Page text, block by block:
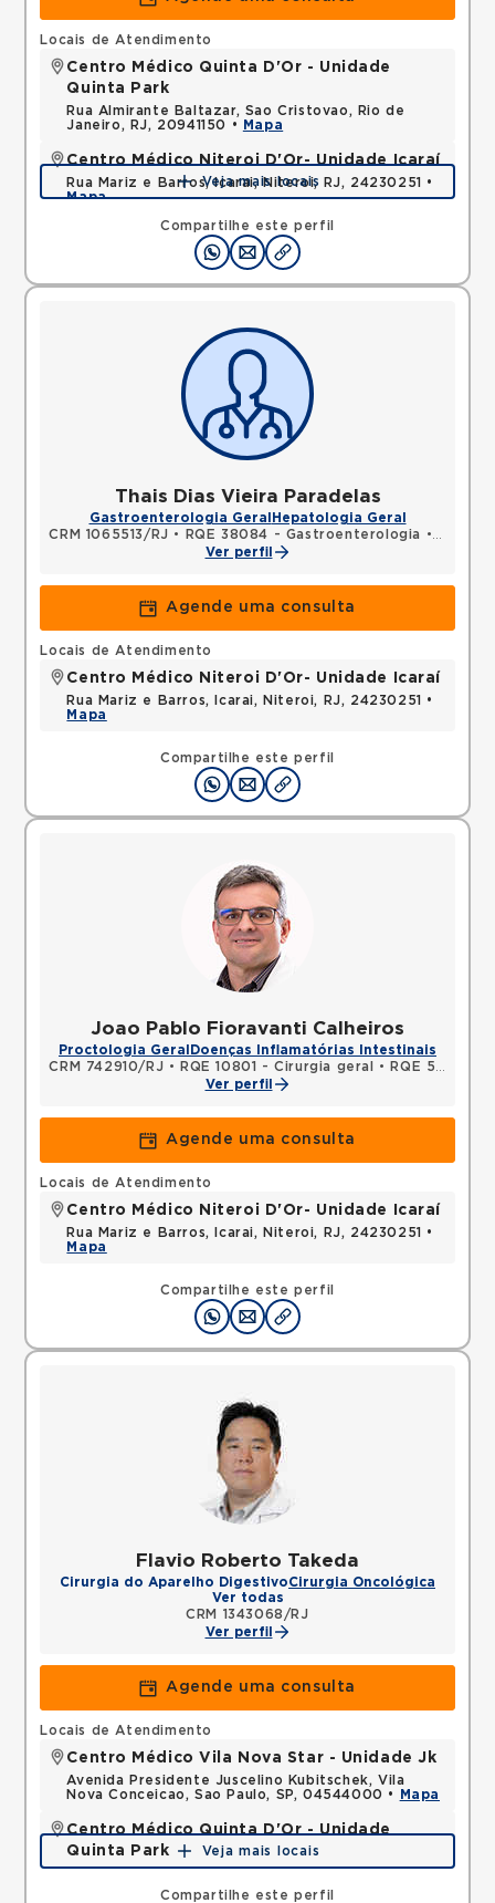
Compartilhe este perfil
Locais de Atendimento
Centro Médico Quinta D'Or - Unidade
Quinta Park
Rua Almirante Baltazar, Sao Cristovao, Rio de
Janeiro, RJ, 20941150 •
Mapa
Centro Médico Niteroi D'Or- Unidade Icaraí
Rua Mariz e Barros, Icarai, Niteroi, RJ, 24230251 •
Mapa
Veja mais locais
Thais Dias Vieira Paradelas
Gastroenterologia Geral Hepatologia Geral
CRM 1065513/RJ • RQE 38084 - Gastroenterologia •
Ver perfil
Agende uma consulta
Compartilhe este perfil
Locais de Atendimento
Centro Médico Niteroi D'Or- Unidade Icaraí
Rua Mariz e Barros, Icarai, Niteroi, RJ, 24230251 •
Mapa
Joao Pablo Fioravanti Calheiros
Proctologia Geral Doenças Inflamatórias Intestinais
CRM 742910/RJ • RQE 10801 - Cirurgia geral •
RQE 50716 - Coloproctologia
Ver perfil
Agende uma consulta
Compartilhe este perfil
Locais de Atendimento
Centro Médico Niteroi D'Or- Unidade Icaraí
Rua Mariz e Barros, Icarai, Niteroi, RJ, 24230251 •
Mapa
Flavio Roberto Takeda
Cirurgia do Aparelho DigestivoCirurgia Oncológica
Ver todas
CRM 1343068/RJ
Ver perfil
Agende uma consulta
Compartilhe este perfil
Locais de Atendimento
Centro Médico Vila Nova Star - Unidade Jk
Avenida Presidente Juscelino Kubitschek, Vila
Nova Conceicao, Sao Paulo, SP, 04544000 •
Mapa
Centro Médico Quinta D'Or - Unidade
Quinta Park
Rua Almirante Baltazar, Sao Cristovao, Rio de
Janeiro, RJ, 20941150 •
Mapa
Veja mais locais